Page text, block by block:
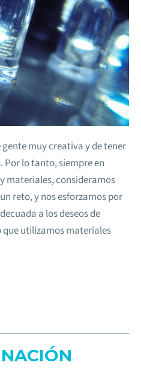
muy creativa y de tener
Por lo tanto, siempre en
materiales, consideramos
reto, y nos esforzamos por
a los deseos de
que utilizamos materiales